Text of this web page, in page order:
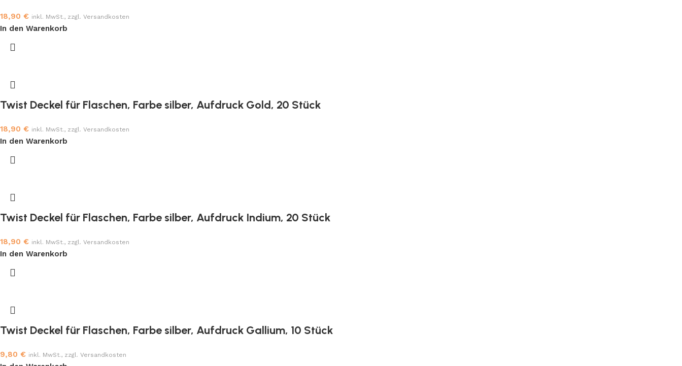
18,90 € inkl. MwSt., zzgl. Versandkosten
In den Warenkorb
Twist Deckel für Flaschen, Farbe silber, Aufdruck Gold, 20 Stück
18,90 € inkl. MwSt., zzgl. Versandkosten
In den Warenkorb
Twist Deckel für Flaschen, Farbe silber, Aufdruck Indium, 20 Stück
18,90 € inkl. MwSt., zzgl. Versandkosten
In den Warenkorb
Twist Deckel für Flaschen, Farbe silber, Aufdruck Gallium, 10 Stück
9,80 € inkl. MwSt., zzgl. Versandkosten